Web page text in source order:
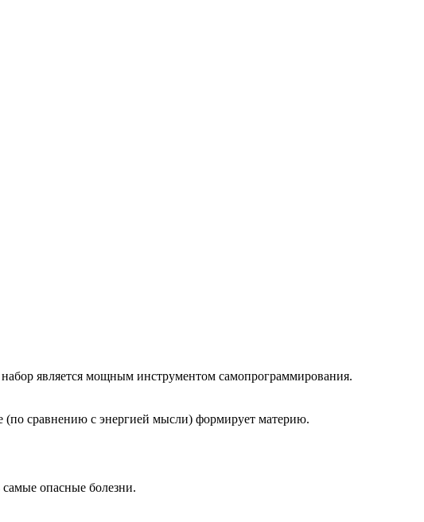
является мощным инструментом самопрограммирования.
(по сравнению с энергией мысли) формирует материю.
опасные болезни.